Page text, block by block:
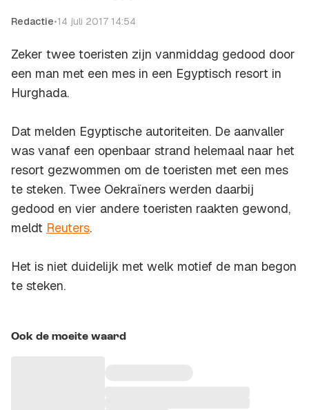
Redactie•14 juli 2017 14:54
Zeker twee toeristen zijn vanmiddag gedood door
een man met een mes in een Egyptisch resort in
Hurghada.
Dat melden Egyptische autoriteiten. De aanvaller
was vanaf een openbaar strand helemaal naar het
resort gezwommen om de toeristen met een mes
te steken. Twee Oekraïners werden daarbij
gedood en vier andere toeristen raakten gewond,
meldt Reuters.
Het is niet duidelijk met welk motief de man begon
te steken.
Ook de moeite waard